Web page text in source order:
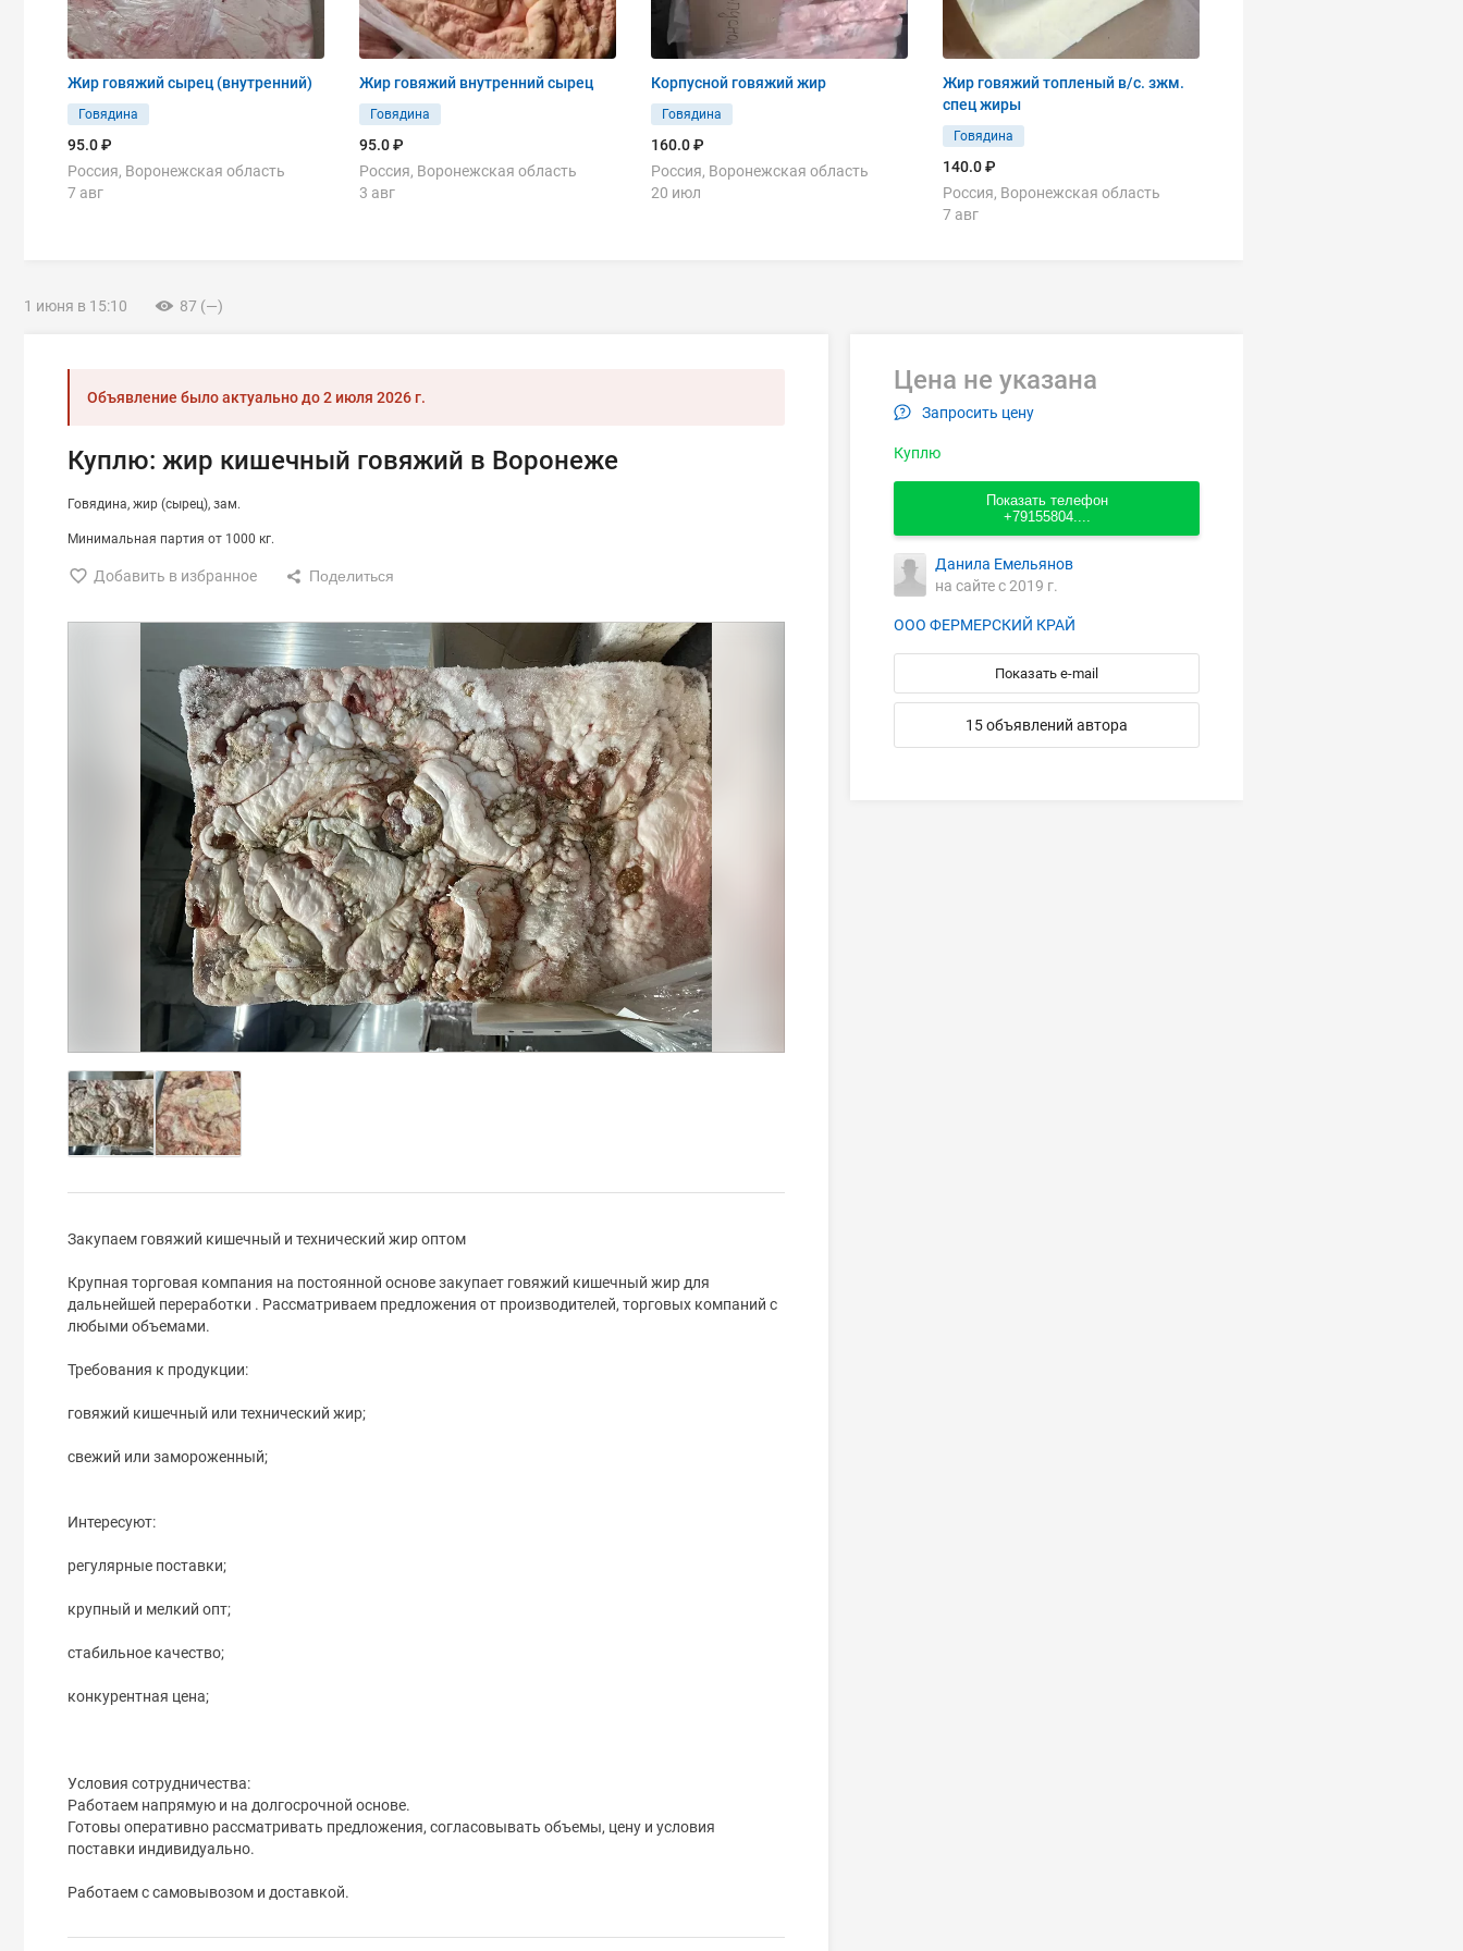
Жир говяжий сырец (внутренний)
Говядина
95.0 ₽
Россия, Воронежская область
7 авг
Жир говяжий внутренний сырец
Говядина
95.0 ₽
Россия, Воронежская область
3 авг
Корпусной говяжий жир
Говядина
160.0 ₽
Россия, Воронежская область
20 июл
Жир говяжий топленый в/с. зжм.
спец жиры
Говядина
140.0 ₽
Россия, Воронежская область
7 авг
1 июня в 15:10 87 (—)
Объявление было актуально до2 июля 2026 г.
Куплю: жир кишечный говяжий в Воронеже
Говядина жир (сырец) зам.
Минимальная партия от 1000 кг.
Добавить в избранное
Закупаем говяжий кишечный и технический жир оптом
Крупная торговая компания на постоянной основе закупает говяжий кишечный жир для
дальнейшей переработки . Рассматриваем предложения от производителей, торговых компаний с
любыми объемами.
Требования к продукции:
говяжий кишечный или технический жир;
свежий или замороженный;
Интересуют:
регулярные поставки;
крупный и мелкий опт;
стабильное качество;
конкурентная цена;
Условия сотрудничества:
Работаем напрямую и на долгосрочной основе.
Готовы оперативно рассматривать предложения, согласовывать объемы, цену и условия
поставки индивидуально.
Работаем с самовывозом и доставкой.
Цена не указана
Запросить цену
Куплю
Показать телефон
+79155804....
Данила Емельянов
на сайте с 2019 г.
ООО ФЕРМЕРСКИЙ КРАЙ
Показать e-mail
15 объявлений автора